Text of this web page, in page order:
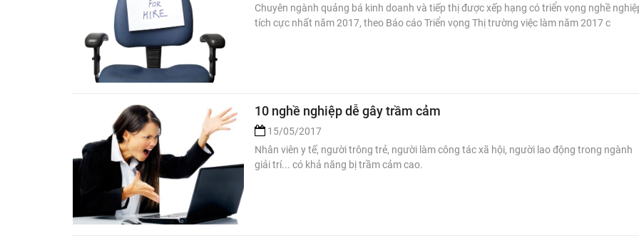
Chuyên ngành quảng bá kinh doanh và tiếp thị được xếp hạng có triển vọng nghề
tích cực nhất năm 2017, theo Báo cáo Triển vọng Thị trường việc làm năm 2017 c
10 nghề nghiệp dễ gây trầm cảm
15/05/2017
Nhân viên y tế, người trông trẻ, người làm công tác xã hội, người lao động trong ngành
giải trí... có khả năng bị trầm cảm cao.